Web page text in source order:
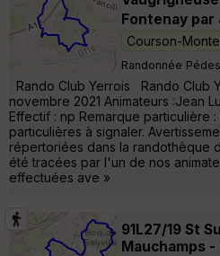
Fontenay par
Courson-
Randonnée
Rando Club Yerrois Rando Club
novembre 2021 Animateurs :Jean
Effectif : np Remarque particulière
particulières à signaler.
répertoriées dans la randothèque
été tracées par l'un de nos
effectuées ave »
91L27/19 St
Mauchamps